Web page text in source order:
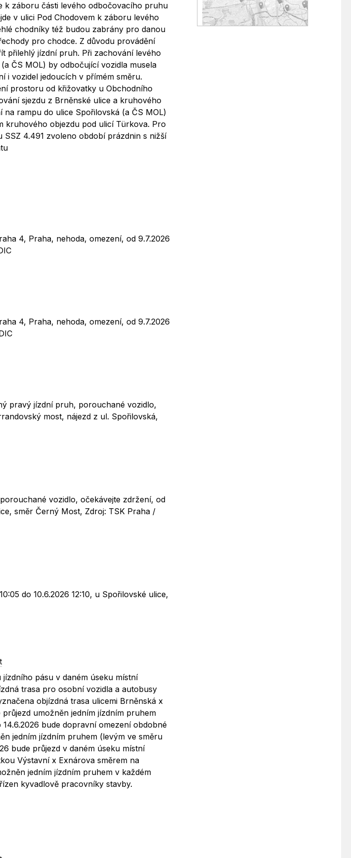
k záboru části levého odbočovacího pruhu
v ulici Pod Chodovem k záboru levého
chodníky též budou zabrány pro danou
pro chodce. Z důvodu provádění
přilehlý jízdní pruh. Při zachování levého
ČS MOL) by odbočující vozidla musela
i vozidel jedoucích v přímém směru.
prostoru od křižovatky u Obchodního
sjezdu z Brněnské ulice a kruhového
rampu do ulice Spořilovská (a ČS MOL)
kruhového objezdu pod ulicí Türkova. Pro
4.491 zvoleno období prázdnin s nižší
4, Praha, nehoda, omezení, od 9.7.2026
4, Praha, nehoda, omezení, od 9.7.2026
pravý jízdní pruh, porouchané vozidlo,
most, nájezd z ul. Spořilovská,
vozidlo, očekávejte zdržení, od
směr Černý Most, Zdroj: TSK Praha /
do 10.6.2026 12:10, u Spořilovské ulice,
jízdního pásu v daném úseku místní
trasa pro osobní vozidla a autobusy
objízdná trasa ulicemi Brněnská x
umožněn jedním jízdním pruhem
bude dopravní omezení obdobné
jedním jízdním pruhem (levým ve směru
bude průjezd v daném úseku místní
Výstavní x Exnárova směrem na
jedním jízdním pruhem v každém
kyvadlově pracovníky stavby.